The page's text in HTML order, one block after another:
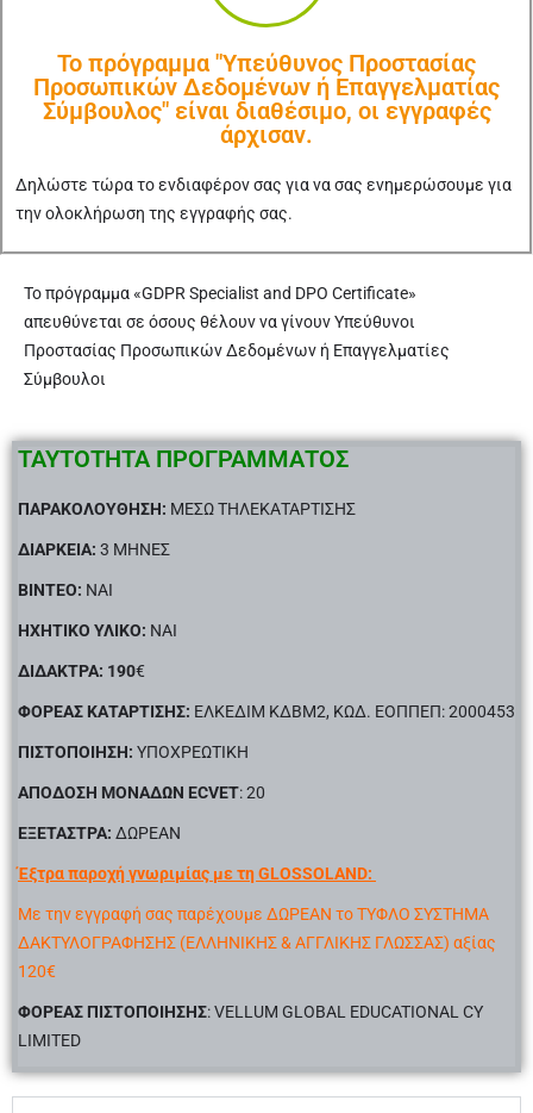
Το πρόγραμμα "Υπεύθυνος Προστασίας
Προσωπικών Δεδομένων ή Επαγγελματίας
Σύμβουλος" είναι διαθέσιμο, οι εγγραφές
άρχισαν.
Δηλώστε τώρα το ενδιαφέρον σας για να σας ενημερώσουμε για
την ολοκλήρωση της εγγραφής σας.
Το πρόγραμμα «GDPR Specialist and DPO Certificate»
απευθύνεται σε όσους θέλουν να γίνουν Υπεύθυνοι
Προστασίας Προσωπικών Δεδομένων ή Επαγγελματίες
Σύμβουλοι
ΤΑΥΤΟΤΗΤΑ ΠΡΟΓΡΑΜΜΑΤΟΣ
ΠΑΡΑΚΟΛΟΥΘΗΣΗ: ΜΕΣΩ ΤΗΛΕΚΑΤΑΡΤΙΣΗΣ
ΔΙΑΡΚΕΙΑ: 3 ΜΗΝΕΣ
BINTEO: NAI
ΗΧΗΤΙΚΟ ΥΛΙΚΟ: ΝΑΙ
ΔΙΔΑΚΤΡΑ: 190€
ΦΟΡΕΑΣ ΚΑΤΑΡΤΙΣΗΣ: ΕΛΚΕΔΙΜ ΚΔΒΜ2, ΚΩΔ. ΕΟΠΠΕΠ: 2000453
ΠΙΣΤΟΠΟΙΗΣΗ: ΥΠΟΧΡΕΩΤΙΚΗ
ΑΠΟΔΟΣΗ ΜΟΝΑΔΩΝ ECVET: 20
ΕΞΕΤΑΣΤΡΑ: ΔΩΡΕΑΝ
Έξτρα παροχή γνωριμίας με τη GLOSSOLAND:
Με την εγγραφή σας παρέχουμε ΔΩΡΕΑΝ το ΤΥΦΛΟ ΣΥΣΤΗΜΑ
ΔΑΚΤΥΛΟΓΡΑΦΗΣΗΣ (ΕΛΛΗΝΙΚΗΣ & ΑΓΓΛΙΚΗΣ ΓΛΩΣΣΑΣ) αξίας
120€
ΦΟΡΕΑΣ ΠΙΣΤΟΠΟΙΗΣΗΣ:VELLUM GLOBAL EDUCATIONAL CY
LIMITED